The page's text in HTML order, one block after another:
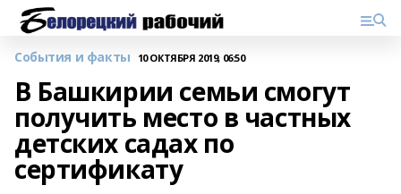
События и факты 10 ОКТЯБРЯ 2019, 06:50
В Башкирии семьи смогут
получить место в частных
детских садах по
сертификату